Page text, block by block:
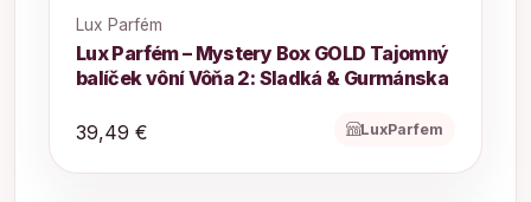
Lux Parfém
Lux Parfém – Mystery Box GOLD Tajomný
balíček vôní Vôňa 2: Sladká & Gurmánska
39,49 € LuxParfem